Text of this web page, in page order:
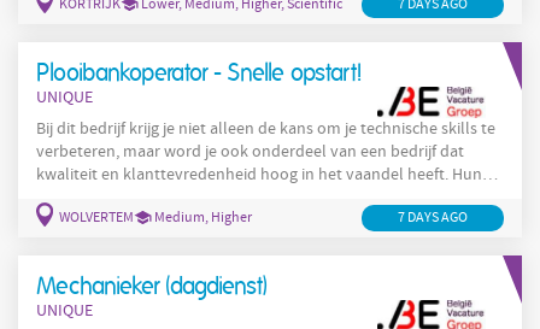
omgeving kunnen vinden — van een familiale KMO tot een
oplossen
KORTRIJK Lower, Medium, Higher, Scientific 7 DAYS AGO
Plooibankoperator - Snelle opstart!
UNIQUE
Bij dit bedrijf krijg je niet alleen de kans om je technische skills te
verbeteren, maar word je ook onderdeel van een bedrijf dat
kwaliteit en klanttevredenheid hoog in het vaandel heeft. Hun
focus ligt op het leveren van maatwerk voor de
horecasector, wat jouw werk extra afwisselend maakt. Elke dag is
Wolvertem , actief in
WOLVERTEM Medium, Higher 7 DAYS AGO
Mechanieker (dagdienst)
UNIQUE